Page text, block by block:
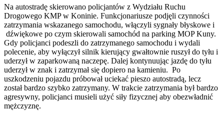
Na autostradę skierowano policjantów z Wydziału Ruchu
Drogowego KMP w Koninie. Funkcjonariusze podjęli czynności
zatrzymania wskazanego samochodu, włączyli sygnały błyskowe i
dźwiękowe po czym skierowali samochód na parking MOP Kuny.
Gdy policjanci podeszli do zatrzymanego samochodu i wydali
polecenie, aby wyłączył silnik kierujący gwałtownie ruszył do tyłu i
uderzył w zaparkowaną naczepę. Dalej kontynuując jazdę do tyłu
uderzył w znak i zatrzymał się dopiero na kamieniu. Po
uszkodzeniu pojazdu próbował uciekać pieszo autostradą, lecz
został bardzo szybko zatrzymany. W trakcie zatrzymania był bardzo
agresywny, policjanci musieli użyć siły fizycznej aby obezwładnić
mężczyznę.